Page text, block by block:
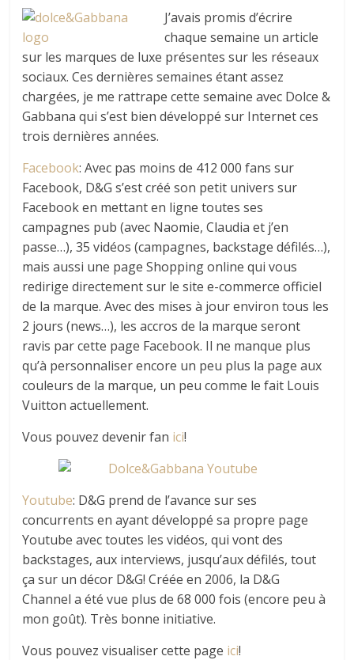
J’avais promis d’écrire
chaque semaine un article
sur les marques de luxe présentes sur les réseaux
sociaux. Ces dernières semaines étant assez
chargées, je me rattrape cette semaine avec Dolce &
Gabbana qui s’est bien développé sur Internet ces
trois dernières années.
Facebook: Avec pas moins de 412 000 fans sur
Facebook, D&G s’est créé son petit univers sur
Facebook en mettant en ligne toutes ses
campagnes pub (avec Naomie, Claudia et j’en
passe…), 35 vidéos (campagnes, backstage défilés…),
mais aussi une page Shopping online qui vous
redirige directement sur le site e-commerce officiel
de la marque. Avec des mises à jour environ tous les
2 jours (news…), les accros de la marque seront
ravis par cette page Facebook. Il ne manque plus
qu’à personnaliser encore un peu plus la page aux
couleurs de la marque, un peu comme le fait Louis
Vuitton actuellement.
Vous pouvez devenir fan ici!
Youtube: D&G prend de l’avance sur ses
concurrents en ayant développé sa propre page
Youtube avec toutes les vidéos, qui vont des
backstages, aux interviews, jusqu’aux défilés, tout
ça sur un décor D&G! Créée en 2006, la D&G
Channel a été vue plus de 68 000 fois (encore peu à
mon goût). Très bonne initiative.
Vous pouvez visualiser cette page ici!